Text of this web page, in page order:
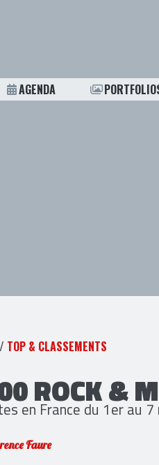
AGENDA
TOP & CLASSEMENTS
ROCK &
en France du 1er au 7